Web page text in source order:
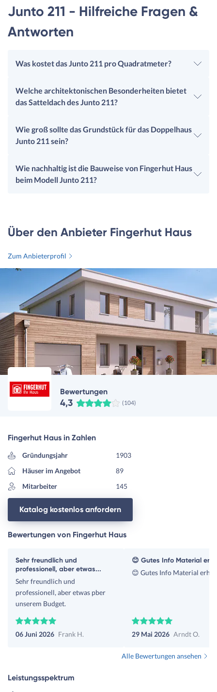
Junto 211 - Hilfreiche Fragen &
Antworten
Was kostet das Junto 211 pro Quadratmeter?
Welche architektonischen Besonderheiten bietet
das Satteldach des Junto 211?
Wie groß sollte das Grundstück für das Doppelhaus
Junto 211 sein?
Wie nachhaltig ist die Bauweise von Fingerhut Haus
beim Modell Junto 211?
Über den Anbieter Fingerhut Haus
Zum Anbieterprofil
Bewertungen
4,3 (104)
Fingerhut Haus in Zahlen
Gründungsjahr
1903
Häuser im Angebot
89
Mitarbeiter
145
Katalog kostenlos anfordern
Bewertungen von Fingerhut Haus
Sehr freundlich und
professionell, aber etwas...
Sehr freundlich und
professionell, aber etwas pber
unserem Budget.
06 Juni 2026 Frank H.
😊 Gutes Info Material
😊 Gutes Info Material
29 Mai 2026 Arndt O.
Alle Bewertungen ansehen
Leistungsspektrum